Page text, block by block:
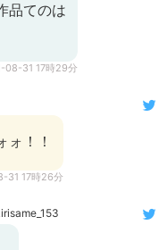
品てのは
08-31 17時29分
ォ！！
31 17時26分